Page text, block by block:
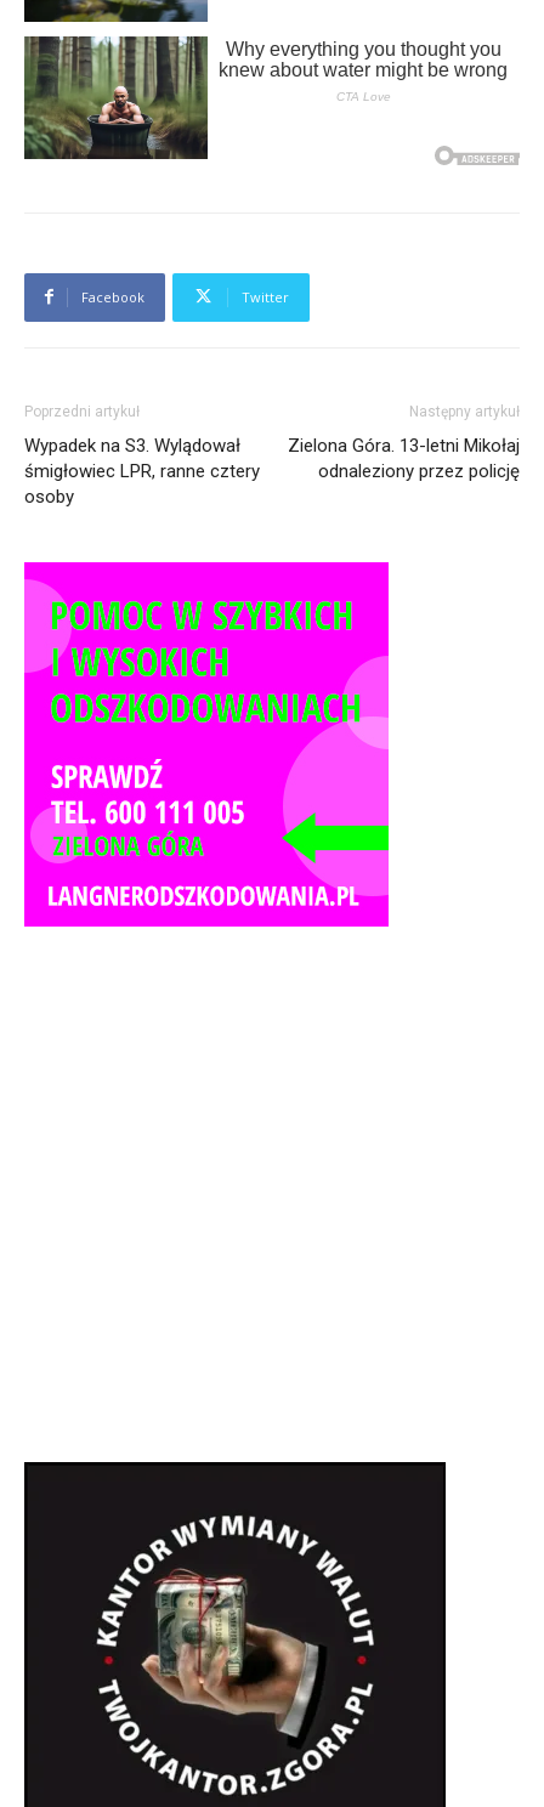
Facebook Twitter
Poprzedni artykuł
Wypadek na S3. Wylądował
śmigłowiec LPR, ranne cztery
osoby
Następny artykuł
Zielona Góra. 13-letni Mikołaj
odnaleziony przez policję